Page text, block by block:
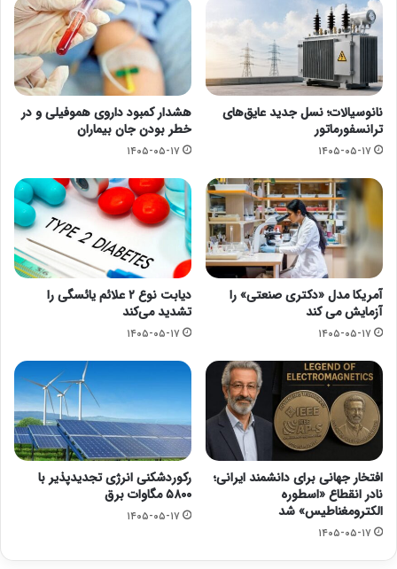
نانوسیالات؛ نسل جدید عایق‌های
ترانسفورماتور
۱۴۰۵-۰۵-۱۷
هشدار کمبود داروی هموفیلی و در
خطر بودن جان بیماران
۱۴۰۵-۰۵-۱۷
آمریکا مدل «دکتری صنعتی» را
آزمایش می کند
۱۴۰۵-۰۵-۱۷
دیابت نوع ۲ علائم یائسگی را
تشدید می‌کند
۱۴۰۵-۰۵-۱۷
افتخار جهانی برای دانشمند ایرانی؛
نادر انقطاع «اسطوره
الکترومغناطیس» شد
۱۴۰۵-۰۵-۱۷
رکوردشکنی انرژی تجدیدپذیر با
۵۸۰۰ مگاوات برق
۱۴۰۵-۰۵-۱۷